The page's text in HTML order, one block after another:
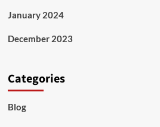
January 2024
December 2023
Categories
Blog